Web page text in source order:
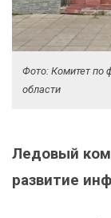
Фото: Комитет по
области
Ледовый
развитие